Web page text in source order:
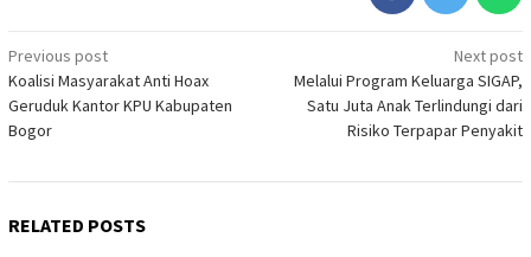
Post
navigation
Previous post
Koalisi Masyarakat Anti Hoax
Geruduk Kantor KPU Kabupaten
Bogor
Next post
Melalui Program Keluarga SIGAP,
Satu Juta Anak Terlindungi dari
Risiko Terpapar Penyakit
RELATED POSTS